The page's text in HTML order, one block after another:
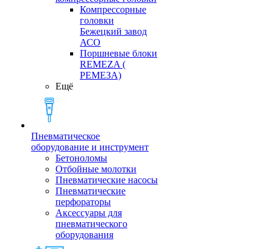
Компрессорные
головки
Бежецкий завод
АСО
Поршневые блоки
REMEZA (
РЕМЕЗА)
Ещё
Пневматическое
оборудование и инструмент
Бетоноломы
Отбойные молотки
Пневматические насосы
Пневматические
перфораторы
Аксессуары для
пневматического
оборудования